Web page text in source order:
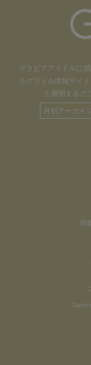
グラビアアイドルに
るグラドル情報サイト
も 展開するグ
月別アーカイ
情